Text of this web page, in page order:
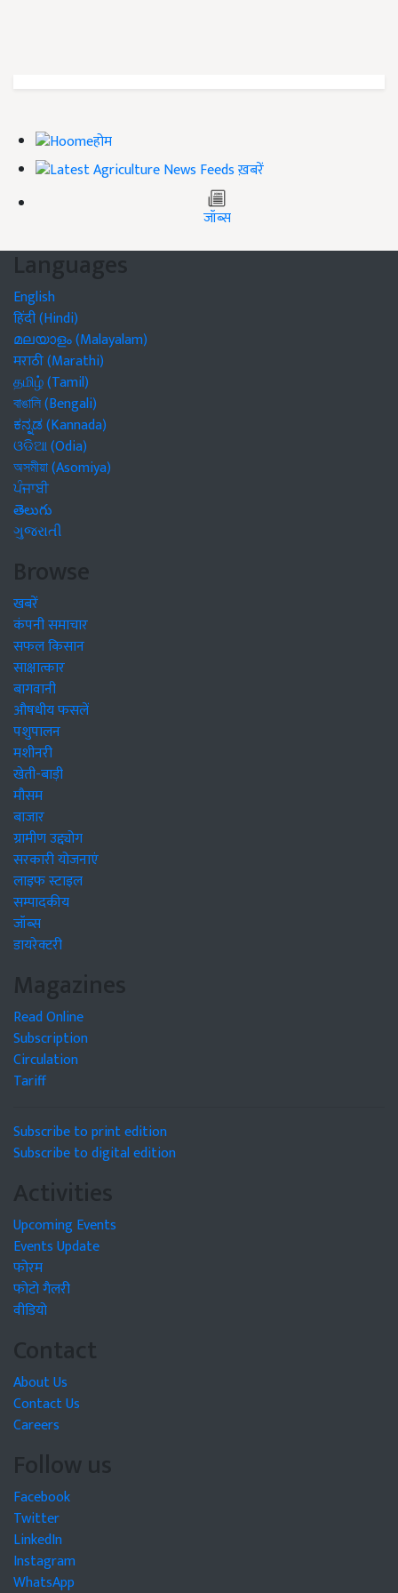
होम
ख़बरें
जॉब्स
Languages
English
हिंदी (Hindi)
മലയാളം (Malayalam)
मराठी (Marathi)
தமிழ் (Tamil)
বাঙালি (Bengali)
ಕನ್ನಡ (Kannada)
ଓଡିଆ (Odia)
অসমীয়া (Asomiya)
ਪੰਜਾਬੀ
తెలుగు
ગુજરાતી
Browse
खबरें
कंपनी समाचार
सफल किसान
साक्षात्कार
बागवानी
औषधीय फसलें
पशुपालन
मशीनरी
खेती-बाड़ी
मौसम
बाजार
ग्रामीण उद्द्योग
सरकारी योजनाएं
लाइफ स्टाइल
सम्पादकीय
जॉब्स
डायरेक्टरी
Magazines
Read Online
Subscription
Circulation
Tariff
Subscribe to print edition
Subscribe to digital edition
Activities
Upcoming Events
Events Update
फोरम
फोटो गैलरी
वीडियो
Contact
About Us
Contact Us
Careers
Follow us
Facebook
Twitter
LinkedIn
Instagram
WhatsApp